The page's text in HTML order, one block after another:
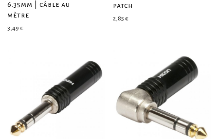
6.35mm | câble au
mètre
3,49 €
patch
2,85 €